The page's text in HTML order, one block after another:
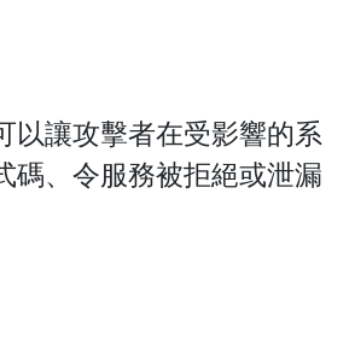
以讓攻擊者在受影響的系
碼、令服務被拒絕或泄漏